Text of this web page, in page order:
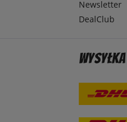
Newsletter
DealClub
Wysyłka